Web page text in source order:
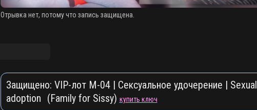
Отрывка нет, потому что запись защищена.
Защищено: VIP-лот M-04 | Сексуальное удочерение | Sexual
adoption (Family for Sissy) купить ключ